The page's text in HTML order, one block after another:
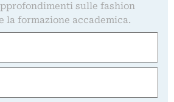
sulle fashion
la formazione accademica.